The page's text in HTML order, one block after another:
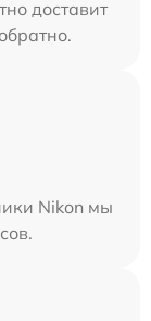
доставит
Nikon мы